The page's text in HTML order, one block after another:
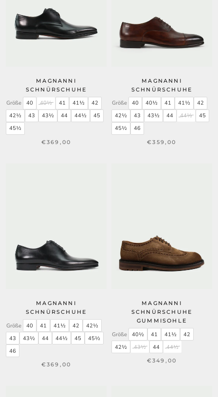
MAGNANNI
SCHNÜRSCHUHE
Größe 40 40½ 41 41½
42
42½
43 43½ 44 44½
45
45½
€369,00
MAGNANNI
SCHNÜRSCHUHE
Größe 40 40½ 41 41½
42
42½
43 43½ 44 44½
45
45½
46
€359,00
MAGNANNI
SCHNÜRSCHUHE
Größe 40 41 41½ 42
42½
43
43½ 44 44½ 45
45½
46
€369,00
MAGNANNI
SCHNÜRSCHUHE
GUMMISOHLE
Größe 40½ 41 41½
42
42½
43½ 44 44½
€349,00